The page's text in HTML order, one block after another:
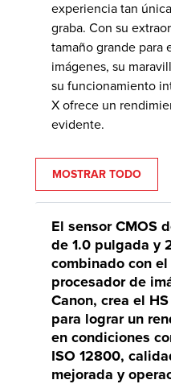
experiencia tan
graba. Con su
tamaño grande para
imágenes, su
su funcionamiento
X ofrece un
evidente.
MOSTRAR TODO
El sensor CMOS
de 1.0 pulgada y
combinado con
procesador de
Canon, crea el
para lograr un
en condiciones
ISO 12800,
mejorada y